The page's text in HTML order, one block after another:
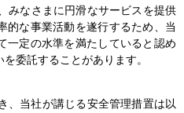
みなさまに円滑なサービスを提供
的な事業活動を遂行するため、当
一定の水準を満たしていると認め
委託することがあります。
、当社が講じる安全管理措置は以